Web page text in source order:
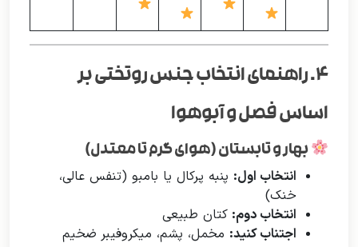
۴. راهنمای انتخاب جنس روتختی بر
اساس فصل و آبوهوا
بهار و تابستان (هوای گرم تا معتدل)
انتخاب اول: پنبه پرکال یا بامبو (تنفس عالی،
خنک)
انتخاب دوم: کتان طبیعی
اجتناب کنید: مخمل، پشم، میکروفیبر ضخیم